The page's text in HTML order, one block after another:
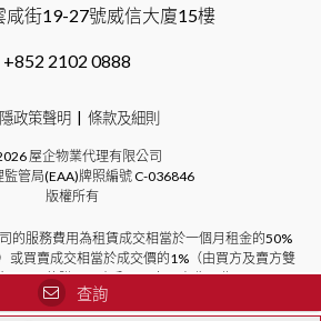
咸街19-27號威信大廈15樓
+852 2102 0888
政策聲明 條款及細則
屋企物業代理有限公司
監管局(EAA)牌照編號C-036846
版權所有
的服務費用為租賃成交相當於一個月租金的50%
或買賣成交相當於成交價的1%（由買方及賣方雙
展項目的購買，本公司不向買方收取費用。
查詢